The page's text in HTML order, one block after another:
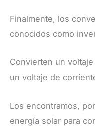
Finalmente, los
conocidos como
Convierten un
un voltaje de
Los encontramos,
energía solar para